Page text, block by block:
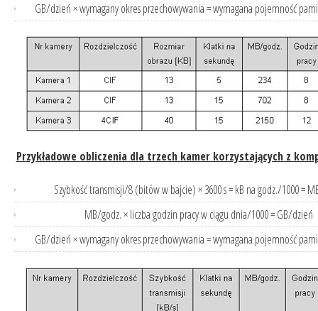
GB/dzień × wymagany okres przechowywania = wymagana pojemność
Przykładowe obliczenia dla trzech kamer korzystających z
Szybkość transmisji/8 (bitów w bajcie) × 3600 s = kB na godz./1000 =
MB/godz. × liczba godzin pracy w ciągu dnia/1000 = GB/dzień
GB/dzień × wymagany okres przechowywania = wymagana pojemność